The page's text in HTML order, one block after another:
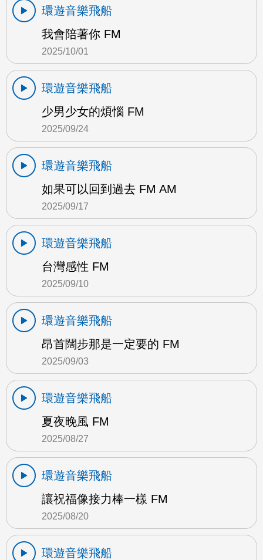
環遊音樂飛船
我會陪著你 FM
2025/10/01
環遊音樂飛船
少男少女的煩惱 FM
2025/09/24
環遊音樂飛船
如果可以回到過去 FM AM
2025/09/17
環遊音樂飛船
台灣感性 FM
2025/09/10
環遊音樂飛船
昂首闊步那是一定要的 FM
2025/09/03
環遊音樂飛船
夏夜晚風 FM
2025/08/27
環遊音樂飛船
讓祝福像接力棒一樣 FM
2025/08/20
環遊音樂飛船